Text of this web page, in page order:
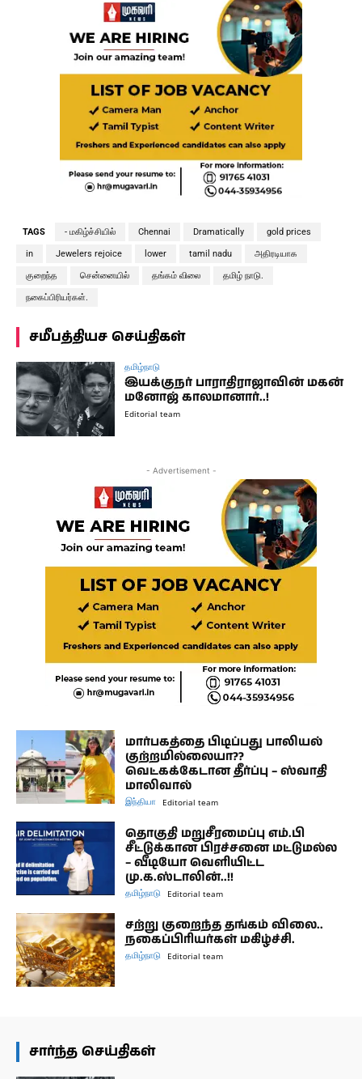
TAGS - மகிழ்ச்சியில் Chennai Dramatically gold prices
in Jewelers rejoice lower tamil nadu அதிரடியாக
குறைந்த சென்னையில் தங்கம் விலை தமிழ் நாடு.
நகைப்பிரியர்கள்.
சமீபத்தியச செய்திகள்
தமிழ்நாடு
இயக்குநர் பாராதிராஜாவின் மகன்
மனோஜ் காலமானார்..!
Editorial team
- Advertisement -
மார்பகத்தை பிடிப்பது பாலியல்
குற்றமில்லையா??
வெட்கக்கேடான தீர்ப்பு – ஸ்வாதி
மாலிவால்
இந்தியா Editorial team
தொகுதி மறுசீரமைப்பு எம்.பி
சீட்டுக்கான பிரச்சனை மட்டுமல்ல
– வீடியோ வெளியிட்ட
மு.க.ஸ்டாலின்..!!
தமிழ்நாடு Editorial team
சற்று குறைந்த தங்கம் விலை..
நகைப்பிரியர்கள் மகிழ்ச்சி.
தமிழ்நாடு Editorial team
சார்ந்த செய்திகள்